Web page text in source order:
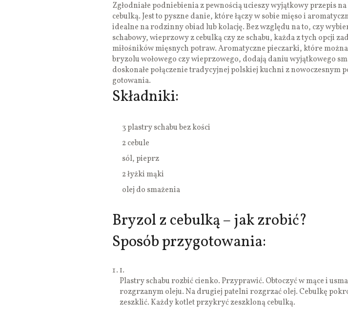
Zgłodniałe podniebienia z pewnością ucieszy wyjątkowy przepis
cebulką. Jest to pyszne danie, które łączy w sobie mięso i
idealne na rodzinny obiad lub kolację. Bez względu na to, czy
schabowy, wieprzowy z cebulką czy ze schabu, każda z tych opcji
miłośników mięsnych potraw. Aromatyczne pieczarki, które
bryzolu wołowego czy wieprzowego, dodają daniu wyjątkowego
doskonałe połączenie tradycyjnej polskiej kuchni z nowoczesnym
gotowania.
Składniki:
3 plastry schabu bez kości
2 cebule
sól, pieprz
2 łyżki mąki
olej do smażenia
Bryzol z cebulką – jak zrobić?
Sposób przygotowania:
1.
Plastry schabu rozbić cienko. Przyprawić. Obtoczyć w mące i
rozgrzanym oleju. Na drugiej patelni rozgrzać olej. Cebulkę
zeszklić. Każdy kotlet przykryć zeszkloną cebulką.